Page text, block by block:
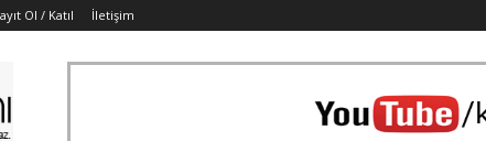
Ol / Katıl İletişim